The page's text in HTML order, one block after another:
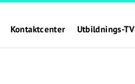
Kontaktcenter Utbildnings-TV